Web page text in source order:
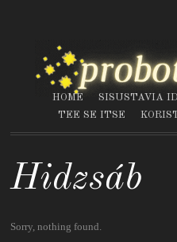
HOME SISUSTAVIA
TEE SE ITSE
Hidzsáb
Sorry, nothing found.